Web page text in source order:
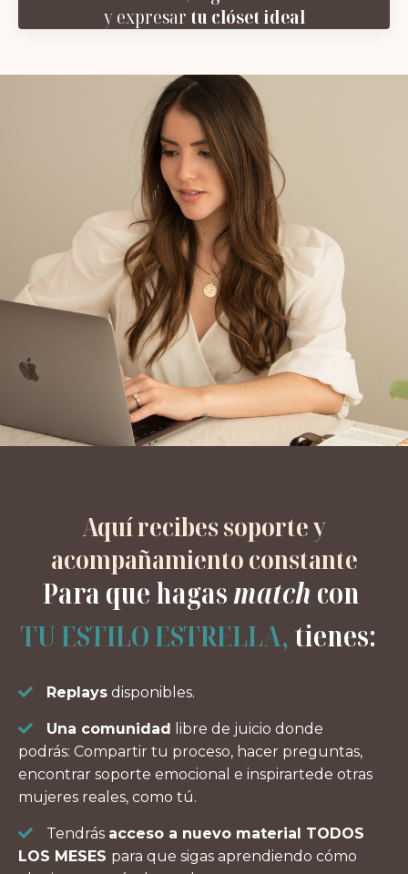
y expresar tu clóset ideal
Aquí recibes soporte y
acompañamiento constante
Para que hagasmatchcon
TU ESTILO ESTRELLA, tienes:
Replays disponibles.
Una comunidad
libre de juicio donde
podrás: Compartir tu proceso, hacer preguntas,
encontrar soporte emocional e inspirartede otras
mujeres reales, como tú.
Tendrás acceso a nuevo material TODOS
LOS MESES para que sigas aprendiendo cómo